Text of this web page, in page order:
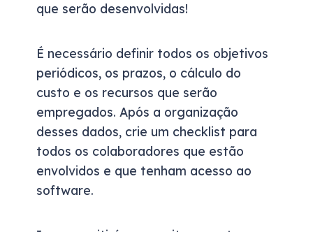
que serão desenvolvidas!
É necessário definir todos os objetivos
periódicos, os prazos, o cálculo do
custo e os recursos que serão
empregados. Após a organização
desses dados, crie um checklist para
todos os colaboradores que estão
envolvidos e que tenham acesso ao
software.